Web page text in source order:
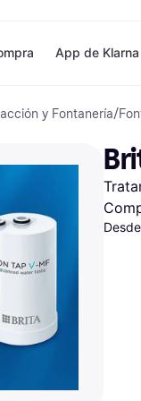
Formas de
Paga ahora
Paga en 3 plazos
Paga en 30 días
Financiación
Klarna en Apple
Tiendas
Zalando
JD Sports
App de Klarna
y Fontanería/